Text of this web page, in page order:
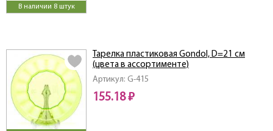
В наличии 8 штук
Артикул: G-415
Тарелка пластиковая Gondol, D=21 см
(цвета в ассортименте)
155.18 ₽